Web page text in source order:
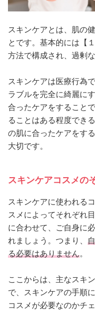
スキンケアとは、肌の
とです。基本的には【
方法で構成され、過剰
スキンケアは医療行為
ラブルを完全に綺麗に
合ったケアをすること
ることはある程度でき
の肌に合ったケアをす
大切です。
スキンケアコスメの
スキンケアに使われる
スメによってそれぞれ
に合わせて、ご自身に
れましょう。つまり、
る必要はありません。
ここからは、主なスキ
で、スキンケアの手順
コスメが必要なのかチ